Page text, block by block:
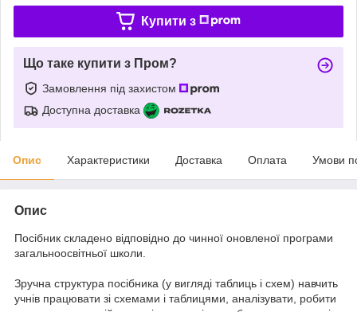
Купити з
Що таке купити з Пром?
Замовлення під захистом
Доступна доставка
Опис Характеристики Доставка Оплата Умови
Опис
Посібник складено відповідно до чинної оновленої програми
загальноосвітньої школи.
Зручна структура посібника (у вигляді таблиць і схем) навчить
учнів працювати зі схемами і таблицями, аналізувати, робити